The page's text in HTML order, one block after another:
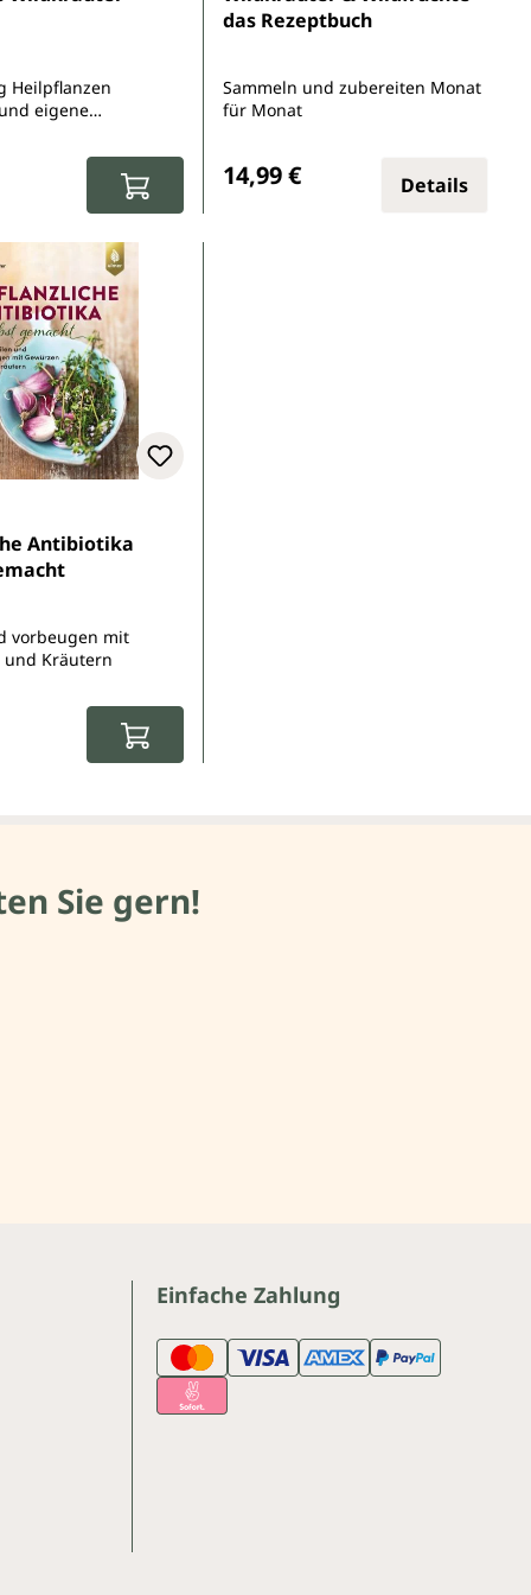
Heilpflanzen
eigene
das Rezeptbuch
Sammeln und zubereiten Monat
für Monat
14,99 € Details
Antibiotika
vorbeugen mit
und Kräutern
Sie gern!
Einfache Zahlung